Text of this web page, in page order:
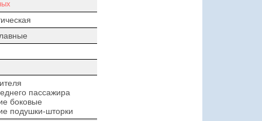
пассажира
боковые
подушки-шторки